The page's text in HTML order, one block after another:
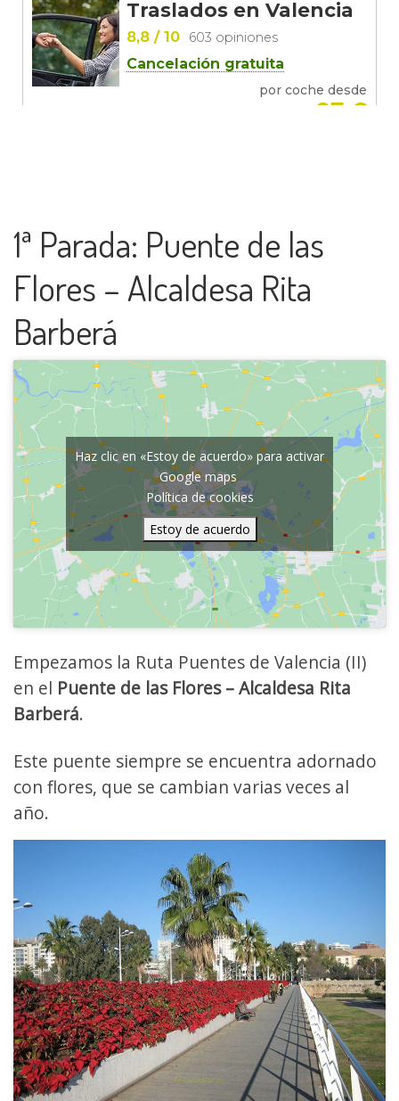
1ª Parada: Puente de las
Flores – Alcaldesa Rita
Barberá
Haz clic en «Estoy de acuerdo» para activar
Google maps
Política de cookies
Estoy de acuerdo
Empezamos la Ruta Puentes de Valencia (II)
en el Puente de las Flores – Alcaldesa Rita
Barberá.
Este puente siempre se encuentra adornado
con flores, que se cambian varias veces al
año.